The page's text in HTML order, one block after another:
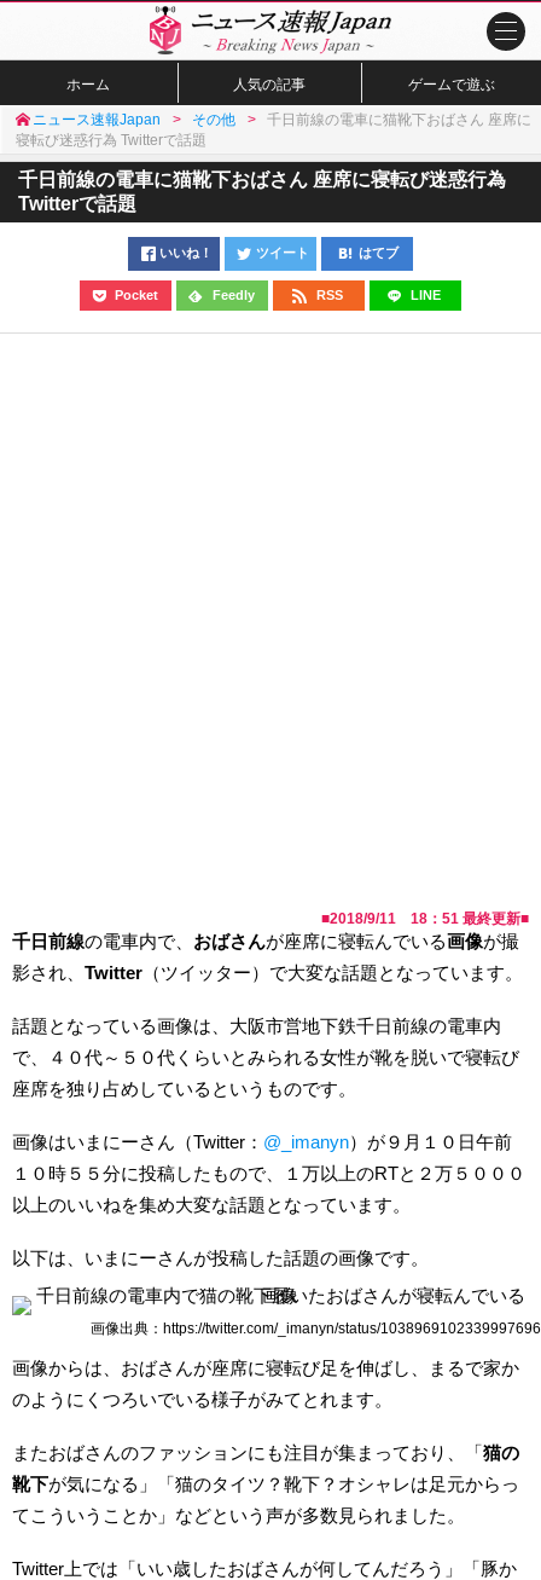
ホーム 人気の記事 ゲームで遊ぶ
ニュース速報Japan その他
千日前線の電車に猫靴下おばさん 座席に
寝転び迷惑行為 Twitterで話題
千日前線の電車に猫靴下おばさん 座席に寝転び迷惑行為
Twitterで話題
いいね！ ツイート はてブ
Pocket Feedly RSS LINE
■2018/9/11 18：51 最終更新■
千日前線の電車内で、 おばさんが座席に寝転んでいる画像が撮
影され、 Twitter （ツイッター）で大変な話題となっています。
話題となっている画像は、大阪市営地下鉄千日前線の電車内
で、４０代～５０代くらいとみられる女性が靴を脱いで寝転び
座席を独り占めしているというものです。
画像はいまにーさん（Twitter： @_imanyn）が９月１０日午前
１０時５５分に投稿したもので、１万以上のRTと２万５０００
以上のいいねを集め大変な話題となっています。
以下は、いまにーさんが投稿した話題の画像です。
画像出典：https://twitter.com/_imanyn/status/1038969102339997696
画像からは、おばさんが座席に寝転び足を伸ばし、まるで家か
のようにくつろいでいる様子がみてとれます。
またおばさんのファッションにも注目が集まっており、「猫の
靴下が気になる」「猫のタイツ？靴下？オシャレは足元からっ
てこういうことか」などという声が多数見られました。
Twitter上では「いい歳したおばさんが何してんだろう」「豚か